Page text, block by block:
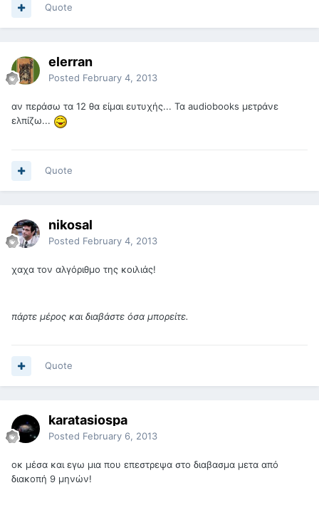
Quote
elerran
Posted February 4, 2013
αν περάσω τα 12 θα είμαι ευτυχής... Τα audiobooks μετράνε
ελπίζω...
Quote
nikosal
Posted February 4, 2013
χαχα τον αλγόριθμο της κοιλιάς!
πάρτε μέρος και διαβάστε όσα μπορείτε.
Quote
karatasiospa
Posted February 6, 2013
οκ μέσα και εγω μια που επεστρεψα στο διαβασμα μετα από
διακοπή 9 μηνών!